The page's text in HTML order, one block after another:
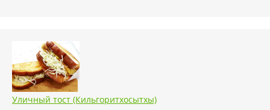
Уличный тост (Кильгоритхосытхы)